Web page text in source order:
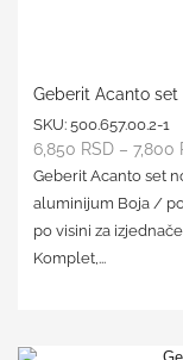
Geberit Acanto set
SKU: 500.657.00.2-1
6,850 RSD – 7,800
Geberit Acanto set
aluminijum Boja /
po visini za
Komplet,...